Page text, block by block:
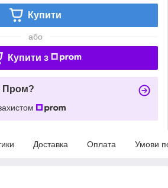
Купити
або
Купити з
Пром?
Доставка Оплата Умови